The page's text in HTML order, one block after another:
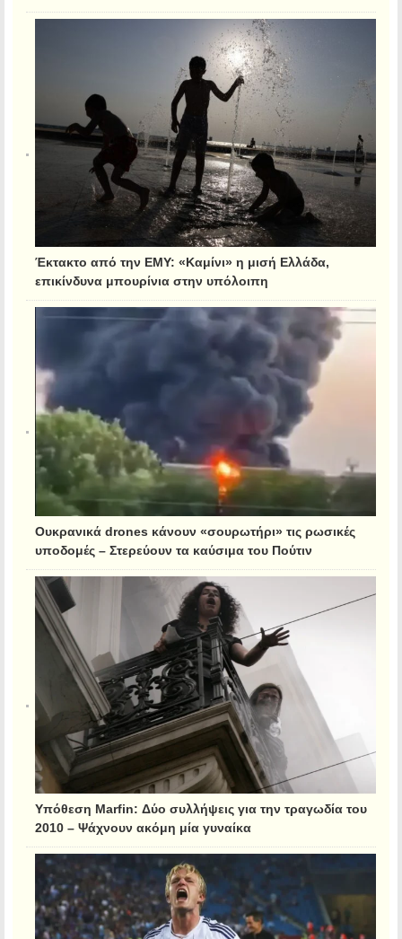
Έκτακτο από την ΕΜΥ: «Καμίνι» η μισή Ελλάδα,
επικίνδυνα μπουρίνια στην υπόλοιπη
Ουκρανικά drones κάνουν «σουρωτήρι» τις ρωσικές
υποδομές – Στερεύουν τα καύσιμα του Πούτιν
Υπόθεση Marfin: Δύο συλλήψεις για την τραγωδία του
2010 – Ψάχνουν ακόμη μία γυναίκα